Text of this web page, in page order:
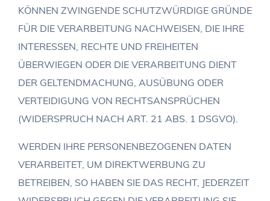
KÖNNEN ZWINGENDE SCHUTZWÜRDIGE GRÜNDE
FÜR DIE VERARBEITUNG NACHWEISEN, DIE IHRE
INTERESSEN, RECHTE UND FREIHEITEN
ÜBERWIEGEN ODER DIE VERARBEITUNG DIENT
DER GELTENDMACHUNG, AUSÜBUNG ODER
VERTEIDIGUNG VON RECHTSANSPRÜCHEN
(WIDERSPRUCH NACH ART. 21 ABS. 1 DSGVO).
WERDEN IHRE PERSONENBEZOGENEN DATEN
VERARBEITET, UM DIREKTWERBUNG ZU
BETREIBEN, SO HABEN SIE DAS RECHT, JEDERZEIT